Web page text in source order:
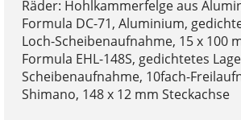
Räder: Hohlkammerfelge aus
Formula DC-71, Aluminium,
Loch-Scheibenaufnahme, 15 x 100
Formula EHL-148S, gedichtetes
Scheibenaufnahme, 10fach-
Shimano, 148 x 12 mm Steckachse